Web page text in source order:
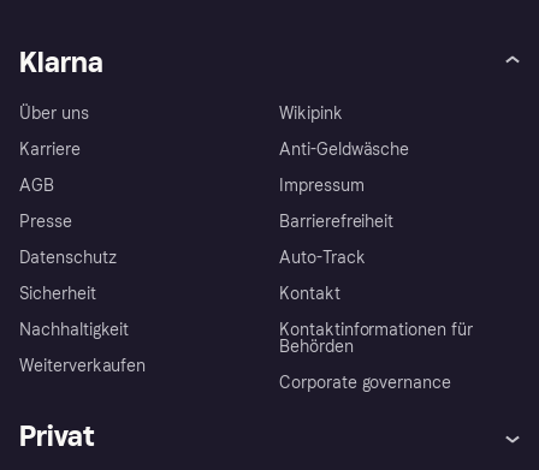
Klarna
Über uns
Karriere
AGB
Presse
Datenschutz
Sicherheit
Nachhaltigkeit
Weiterverkaufen
Wikipink
Anti-Geldwäsche
Impressum
Barrierefreiheit
Auto-Track
Kontakt
Kontaktinformationen für
Behörden
Corporate governance
Privat